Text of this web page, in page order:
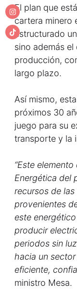
El plan que
cartera minero
estructurado
sino además el
producción,
largo plazo.
Así mismo,
próximos 30
juego para su
transporte y la
“Este
Energética del
recursos de
provenientes
este
producir
periodos sin
hacia un
eficiente,
ministro Mesa.